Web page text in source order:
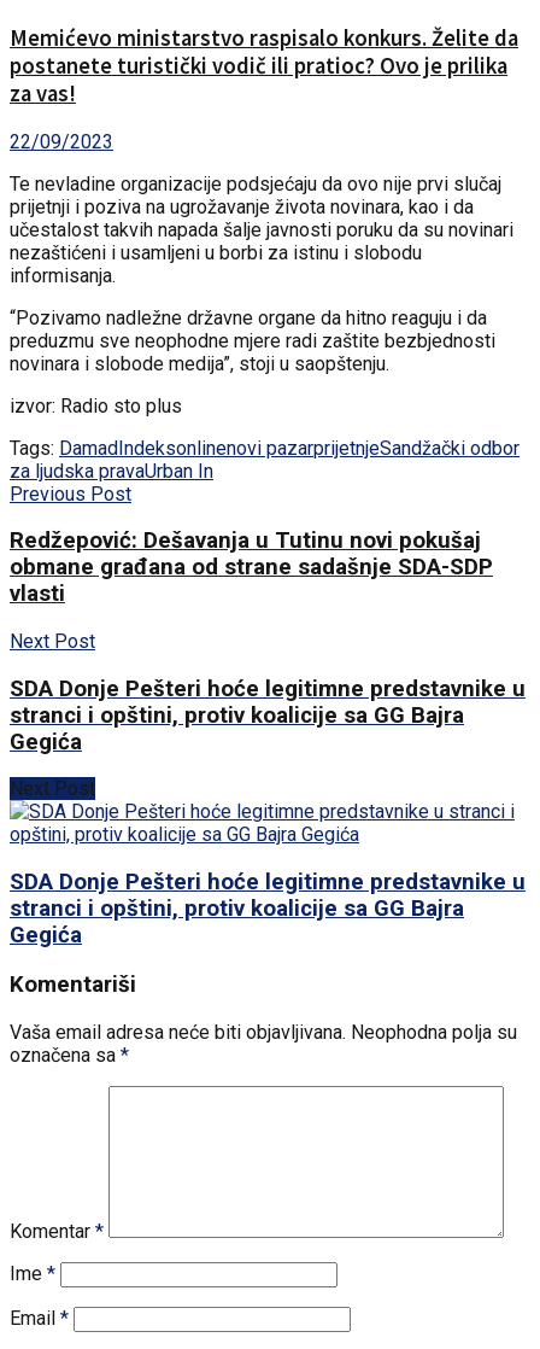
Memićevo ministarstvo raspisalo konkurs. Želite da
postanete turistički vodič ili pratioc? Ovo je prilika
za vas!
22/09/2023
Te nevladine organizacije podsjećaju da ovo nije prvi slučaj
prijetnji i poziva na ugrožavanje života novinara, kao i da
učestalost takvih napada šalje javnosti poruku da su novinari
nezaštićeni i usamljeni u borbi za istinu i slobodu
informisanja.
“Pozivamo nadležne državne organe da hitno reaguju i da
preduzmu sve neophodne mjere radi zaštite bezbjednosti
novinara i slobode medija”, stoji u saopštenju.
izvor: Radio sto plus
Tags: DamadIndeksonlinenovi pazarprijetnjeSandžački odbor
za ljudska pravaUrban In
Previous Post
Redžepović: Dešavanja u Tutinu novi pokušaj
obmane građana od strane sadašnje SDA-SDP
vlasti
Next Post
SDA Donje Pešteri hoće legitimne predstavnike u
stranci i opštini, protiv koalicije sa GG Bajra
Gegića
Next Post
SDA Donje Pešteri hoće legitimne predstavnike u
stranci i opštini, protiv koalicije sa GG Bajra
Gegića
Komentariši
Vaša email adresa neće biti objavljivana. Neophodna polja su
označena sa *
Komentar *
Ime *
Email *